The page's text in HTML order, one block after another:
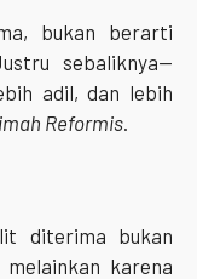
bukan berarti
sebaliknya—
adil, dan lebih
Reformis
diterima bukan
karena